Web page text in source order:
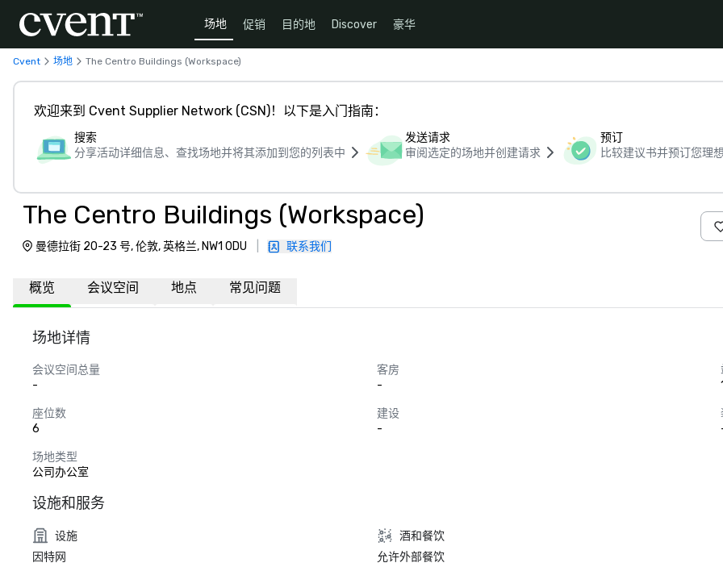
场地 促销 目的地 Discover 豪华
Cvent 场地 The Centro Buildings (Workspace)
欢迎来到 Cvent Supplier Network (CSN)！以下是入门指南：
搜索
分享活动详细信息、查找场地并将其添加到您的列表中
发送请求
审阅选定的场地并创建请求
预订
比较建议书并预订您理
The Centro Buildings (Workspace)
曼德拉街 20-23 号, 伦敦, 英格兰, NW1 0DU 联系我们
概览 会议空间 地点 常见问题
场地详情
会议空间总量
-
客房
-
座位数
6
建设
-
场地类型
公司办公室
设施和服务
设施
因特网
酒和餐饮
允许外部餐饮